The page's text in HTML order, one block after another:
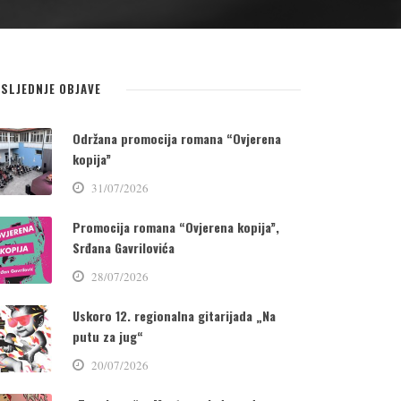
OBJAVE
Održana promocija romana “Ovjerena
kopija”
31/07/2026
Promocija romana “Ovjerena kopija”,
Srđana Gavrilovića
28/07/2026
Uskoro 12. regionalna gitarijada „Na
putu za jug“
20/07/2026